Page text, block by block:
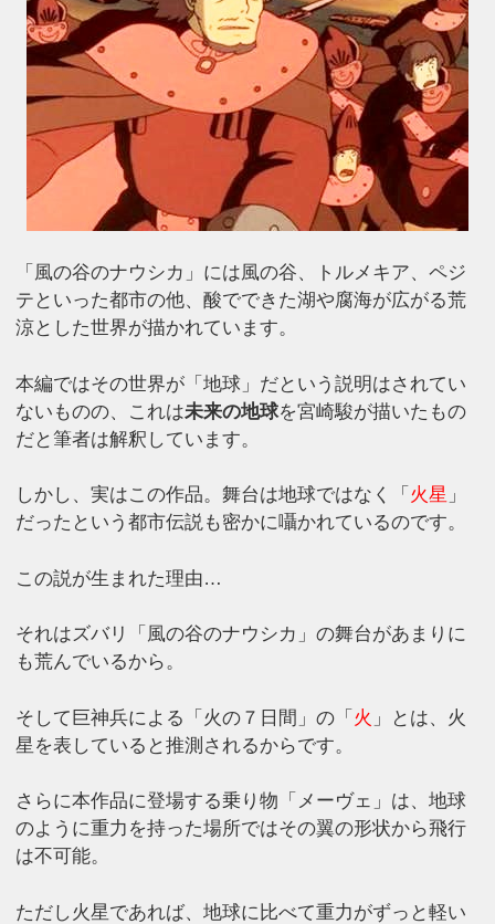
「風の谷のナウシカ」には風の谷、トルメキア、ペジ
テといった都市の他、酸でできた湖や腐海が広がる荒
涼とした世界が描かれています。
本編ではその世界が「地球」だという説明はされてい
ないものの、これは未来の地球を宮崎駿が描いたもの
だと筆者は解釈しています。
しかし、実はこの作品。舞台は地球ではなく「 火星 」
だったという都市伝説も密かに囁かれているのです。
この説が生まれた理由…
それはズバリ「風の谷のナウシカ」の舞台があまりに
も荒んでいるから。
そして巨神兵による「火の７日間」の「 火 」とは、火
星を表していると推測されるからです。
さらに本作品に登場する乗り物「メーヴェ」は、地球
のように重力を持った場所ではその翼の形状から飛行
は不可能。
ただし火星であれば、地球に比べて重力がずっと軽い